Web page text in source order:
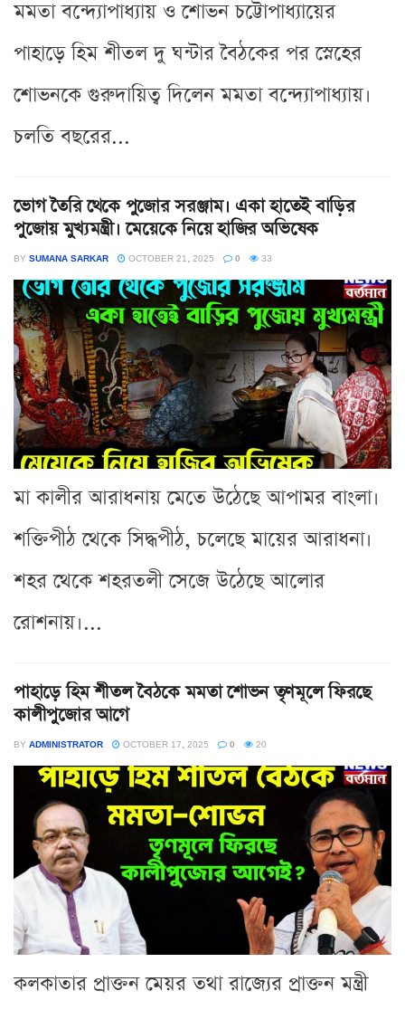
মমতা বন্দ্যোপাধ্যায় ও শোভন চট্টোপাধ্যায়ের
পাহাড়ে হিম শীতল দু ঘন্টার বৈঠকের পর স্নেহের
শোভনকে গুরুদায়িত্ব দিলেন মমতা বন্দ্যোপাধ্যায়।
চলতি বছরের...
ভোগ তৈরি থেকে পুজোর সরঞ্জাম। একা হাতেই বাড়ির
পুজোয় মুখ্যমন্ত্রী। মেয়েকে নিয়ে হাজির অভিষেক
BY SUMANA SARKAR OCTOBER 21, 2025 0 33
মা কালীর আরাধনায় মেতে উঠেছে আপামর বাংলা।
শক্তিপীঠ থেকে সিদ্ধপীঠ, চলেছে মায়ের আরাধনা।
শহর থেকে শহরতলী সেজে উঠেছে আলোর
রোশনায়।...
পাহাড়ে হিম শীতল বৈঠকে মমতা শোভন তৃণমূলে ফিরছে
কালীপুজোর আগে
BY ADMINISTRATOR OCTOBER 17, 2025 0 20
কলকাতার প্রাক্তন মেয়র তথা রাজ্যের প্রাক্তন মন্ত্রী